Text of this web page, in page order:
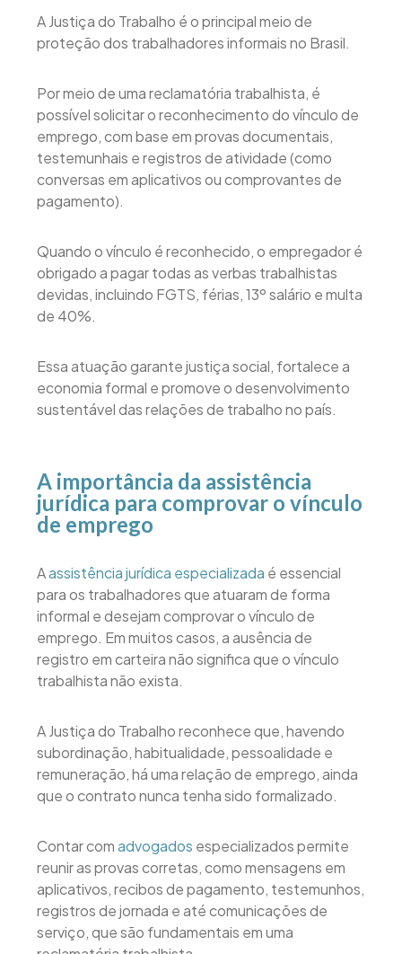
A Justiça do Trabalho é o principal meio de
proteção dos trabalhadores informais no Brasil.
Por meio de uma reclamatória trabalhista, é
possível solicitar o reconhecimento do vínculo de
emprego, com base em provas documentais,
testemunhais e registros de atividade (como
conversas em aplicativos ou comprovantes de
pagamento).
Quando o vínculo é reconhecido, o empregador é
obrigado a pagar todas as verbas trabalhistas
devidas, incluindo FGTS, férias, 13º salário e multa
de 40%.
Essa atuação garante justiça social, fortalece a
economia formal e promove o desenvolvimento
sustentável das relações de trabalho no país.
A importância da assistência
jurídica para comprovar o vínculo
de emprego
Aassistência jurídica especializada é essencial
para os trabalhadores que atuaram de forma
informal e desejam comprovar o vínculo de
emprego. Em muitos casos, a ausência de
registro em carteira não significa que o vínculo
trabalhista não exista.
A Justiça do Trabalho reconhece que, havendo
subordinação, habitualidade, pessoalidade e
remuneração, há uma relação de emprego, ainda
que o contrato nunca tenha sido formalizado.
Contar comadvogados especializados permite
reunir as provas corretas, como mensagens em
aplicativos, recibos de pagamento, testemunhos,
registros de jornada e até comunicações de
serviço, que são fundamentais em uma